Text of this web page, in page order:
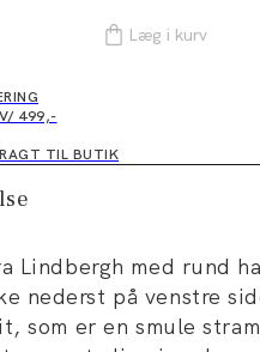
Læg i kurv
499,-
TIL BUTIK
Lindbergh med rund
nederst på venstre
som er en smule